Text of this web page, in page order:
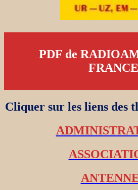
PDF de
FRANCE
Cliquer sur les liens des